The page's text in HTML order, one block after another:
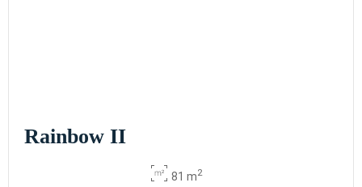
Rainbow II
81 m2